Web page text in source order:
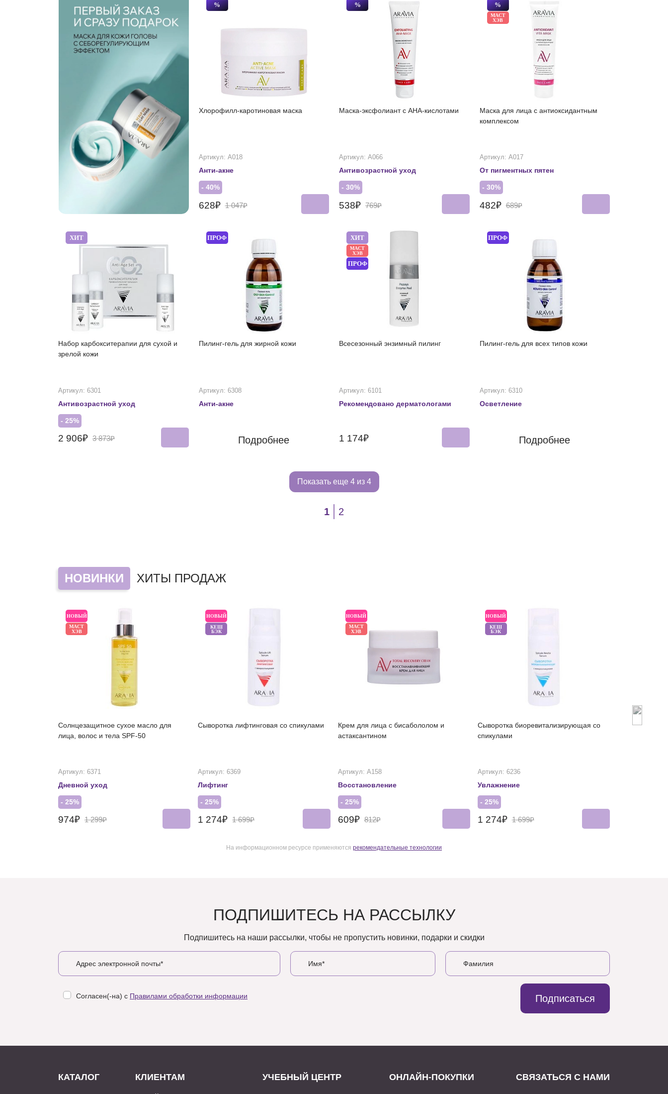
%
Хлорофилл-каротиновая маска
Артикул: А018
Анти-акне
- 40%
628₽ 1 047₽
%
Маска-эксфолиант с AHA-кислотами
Артикул: А066
Антивозрастной уход
- 30%
538₽ 769₽
%
МАСТ
ХЭВ
Маска для лица с антиоксидантным
комплексом
Артикул: А017
От пигментных пятен
- 30%
482₽ 689₽
ХИТ
Набор карбокситерапии для сухой и
зрелой кожи
Артикул: 6301
Антивозрастной уход
- 25%
2 906₽ 3 873₽
ПРОФ
Пилинг-гель для жирной кожи
Артикул: 6308
Анти-акне
Подробнее
ХИТ
МАСТ
ХЭВ
ПРОФ
Всесезонный энзимный пилинг
Артикул: 6101
Рекомендовано дерматологами
1 174₽
ПРОФ
Пилинг-гель для всех типов кожи
Артикул: 6310
Осветление
Подробнее
Показать еще 4 из 4
1 2
НОВИНКИ ХИТЫ ПРОДАЖ
НОВЫЙ
МАСТ
ХЭВ
Солнцезащитное сухое масло для
лица, волос и тела SPF-50
Артикул: 6371
Дневной уход
- 25%
974₽ 1 299₽
НОВЫЙ
КЕШ
БЭК
Сыворотка лифтинговая со спикулами
Артикул: 6369
Лифтинг
- 25%
1 274₽ 1 699₽
НОВЫЙ
МАСТ
ХЭВ
Крем для лица с бисабололом и
астаксантином
Артикул: А158
Восстановление
- 25%
609₽ 812₽
НОВЫЙ
КЕШ
БЭК
Сыворотка биоревитализирующая со
спикулами
Артикул: 6236
Увлажнение
- 25%
1 274₽ 1 699₽
На информационном ресурсе применяются рекомендательные технологии
ПОДПИШИТЕСЬ НА РАССЫЛКУ
Подпишитесь на наши рассылки, чтобы не пропустить новинки, подарки и скидки
Согласен(-на) с Правилами обработки информации Подписаться
КАТАЛОГ КЛИЕНТАМ УЧЕБНЫЙ ЦЕНТР ОНЛАЙН-ПОКУПКИ СВЯЗАТЬСЯ С НАМИ